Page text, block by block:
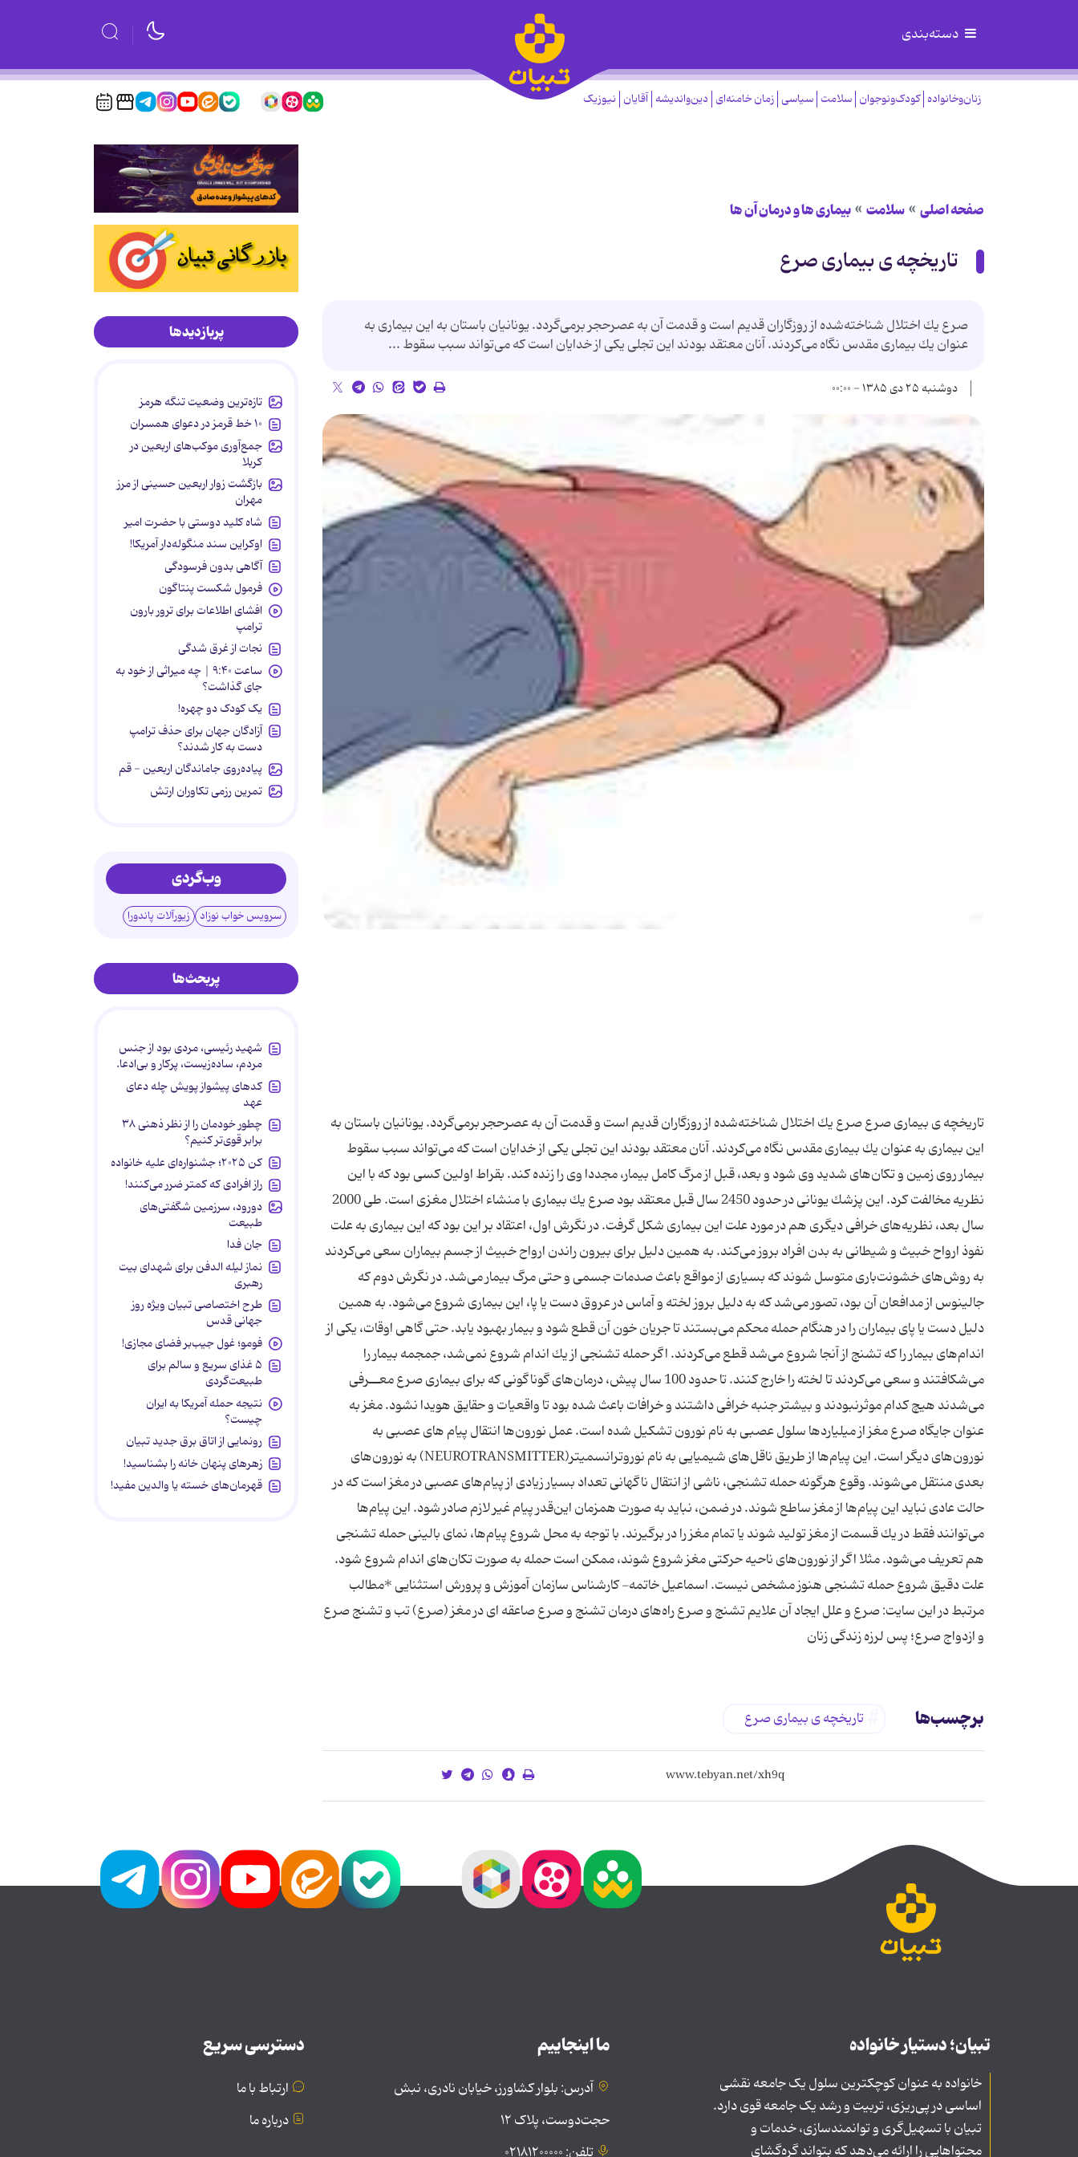
دسته‌بندی
زنان‌وخانواده کودک‌ونوجوان سلامت سیاسی زمان خامنه‌ای دین‌واندیشه آقایان نیوزیک
صفحه اصلی سلامت بیماری ها و درمان آن ها
تاریخچه ی بیماری صرع
صرع یك اختلال شناخته‌شده از روزگاران قدیم است و قدمت آن به عصرحجر برمی‌گردد. یونانیان باستان به این بیماری به
عنوان یك بیماری مقدس نگاه می‌كردند. آنان معتقد بودند این تجلی یكی از خدایان است كه می‌تواند سبب سقوط ...
دوشنبه ۲۵ دی ۱۳۸۵ - ۰۰:۰۰
تاریخچه ی بیماری صرع صرع یك اختلال شناخته‌شده از روزگاران قدیم است و قدمت آن به عصرحجر برمی‌گردد. یونانیان باستان به
این بیماری به عنوان یك بیماری مقدس نگاه می‌كردند. آنان معتقد بودند این تجلی یكی از خدایان است كه می‌تواند سبب سقوط
بیمار روی زمین و تكان‌های شدید وی شود و بعد، قبل از مرگ كامل بیمار، مجددا وی را زنده كند. بقراط اولین كسی بود كه با این
نظریه مخالفت كرد. این پزشك یونانی در حدود 2450 سال قبل معتقد بود صرع یك بیماری با منشاء اختلال مغزی است. طی 2000
سال بعد، نظریه‌های خرافی دیگری هم در مورد علت این بیماری شكل گرفت. در نگرش اول، اعتقاد بر این بود كه این بیماری به علت
نفوذ ارواح خبیث و شیطانی به بدن افراد بروز می‌كند. به همین دلیل برای بیرون راندن ارواح خبیث از جسم بیماران سعی می‌كردند
به روش‌های خشونت‌باری متوسل شوند كه بسیاری از مواقع باعث صدمات جسمی و حتی مرگ بیمار می‌شد. در نگرش دوم كه
جالینوس از مدافعان آن بود، تصور می‌شد كه به دلیل بروز لخته و آماس در عروق دست یا پا، این بیماری شروع می‌شود. به همین
دلیل دست یا پای بیماران را در هنگام حمله محكم می‌بستند تا جریان خون آن قطع شود و بیمار بهبود یابد. حتی گاهی اوقات، یكی از
اندام‌های بیمار را كه تشنج از آنجا شروع می‌شد قطع می‌كردند. اگر حمله تشنجی از یك اندام شروع نمی‌شد، جمجمه بیمار را
می‌شكافتند و سعی می‌كردند تا لخته را خارج كنند. تا حدود 100 سال پیش، درمان‌های گوناگونی كه برای بیماری صرع معــرفی
می‌شدند هیچ كدام موثرنبودند و بیشتر جنبه خرافی داشتند و خرافات باعث شده بود تا واقعیات و حقایق هویدا نشود. مغز به
عنوان جایگاه صرع مغز از میلیاردها سلول عصبی به نام نورون تشكیل شده است. عمل نورون‌ها انتقال پیام های عصبی به
نورون‌های دیگر است. این پیام‌ها از طریق ناقل‌های شیمیایی به نام نوروترانسمیتر(NEUROTRANSMITTER) به نورون‌های
بعدی منتقل می‌شوند. وقوع هرگونه حمله تشنجی، ناشی از انتقال ناگهانی تعداد بسیار زیادی از پیام‌های عصبی در مغز است كه در
حالت عادی نباید این پیام‌ها از مغز ساطع شوند. در ضمن، نباید به صورت همزمان این‌قدر پیام غیر لازم صادر شود. این پیام‌ها
می‌توانند فقط در یك قسمت از مغز تولید شوند یا تمام مغز را در برگیرند. با توجه به محل شروع پیام‌ها، نمای بالینی حمله تشنجی
هم تعریف می‌شود. مثلا اگر از نورون‌های ناحیه حركتی مغز شروع شوند، ممكن است حمله به صورت تكان‌های اندام شروع شود.
علت دقیق شروع حمله تشنجی هنوز مشخص نیست. اسماعیل خاتمه- كارشناس سازمان آموزش و پرورش استثنایی *مطالب
مرتبط در این سایت: صرع و علل ایجاد آن علایم تشنج و صرع راه‌های درمان تشنج و صرع صاعقه ای در مغز (صرع) تب و تشنج صرع
و ازدواج صرع؛ پس لرزه زندگى زنان
برچسب‌ها تاریخچه ی بیماری صرع
پربازدیدها
تازه‌ترین وضعیت تنگه هرمز
۱۰ خط قرمز در دعوای همسران
جمع‌آوری موکب‌های اربعین در
کربلا
بازگشت زوار اربعین حسینی از مرز
مهران
شاه کلید دوستی با حضرت امیر
اوکراین سند منگوله‌دار آمریکا!
آگاهی بدون فرسودگی
فرمول شکست پنتاگون
افشای اطلاعات برای ترور بارون
ترامپ
نجات از غرق شدگی
ساعت ۹:۴۰ | چه میراثی از خود به
جای گذاشت؟
یک کودک دو چهره!
آزادگان جهان برای حذف ترامپ
دست به کار شدند؟
پیاده‌روی جاماندگان اربعین - قم
تمرین رزمی تکاوران ارتش
وب‌گردی
سرویس خواب نوزاد زیورآلات پاندورا
پربحث‌ها
شهید رئیسی، مردی بود از جنس
مردم، ساده‌زیست، پرکار و بی‌ادعا.
کدهای پیشواز پویش چله دعای
عهد
چطور خودمان را از نظر ذهنی ۳۸
برابر قوی‌تر کنیم؟
کن ۲۰۲۵؛ جشنواره‌ای علیه خانواده
راز افرادی که کمتر ضرر می‌کنند!
دورود، سرزمین شگفتی‌های
طبیعت
جان فدا
نماز لیله الدفن برای شهدای بیت
رهبری
طرح اختصاصی تبیان ویژه روز
جهانی قدس
فومو؛ غول جیب‌بر فضای مجازی!
۵ غذای سریع و سالم برای
طبیعت‌گردی
نتیجه حمله آمریکا به ایران
چیست؟
رونمایی از اتاق برق جدید تبیان
زهرهای پنهان خانه را بشناسید!
قهرمان‌های خسته یا والدین مفید!
تبیان؛ دستیار خانواده
خانواده به عنوان کوچکترین سلول یک جامعه نقشی
اساسی در پی‌ریزی، تربیت و رشد یک جامعه قوی دارد.
تبیان با تسهیل‌گری و توانمندسازی، خدمات و
محتواهایی را ارائه می‌دهد که بتواند گره‌گشای
ما اینجاییم
آدرس: بلوار کشاورز، خیابان نادری، نبش
حجت‌دوست، پلاک ۱۲
دسترسی سریع
ارتباط با ما
درباره ما